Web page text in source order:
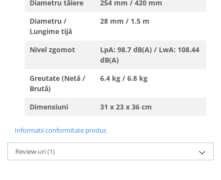
Diametru tăiere
254 mm / 420 mm
Diametru /
Lungime tijă
28 mm / 1.5 m
Nivel zgomot
LpA: 98.7 dB(A) / LwA: 108.44
dB(A)
Greutate (Netă /
Brută)
6.4 kg / 6.8 kg
Dimensiuni 31 x 23 x 36 cm
Informatii conformitate produs
Review-uri(1)